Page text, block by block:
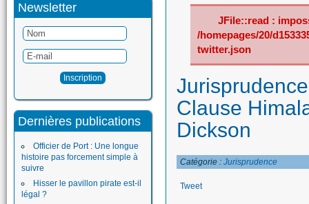
Newsletter
Dernières publications
Officier de Port : Une longue
histoire pas forcement simple à
suivre
Hisser le pavillon pirate est-il
légal ?
JFile::read :
/homepages/20/
twitter.json
Clause
Dickson
Catégorie : Jurisprudence
Tweet